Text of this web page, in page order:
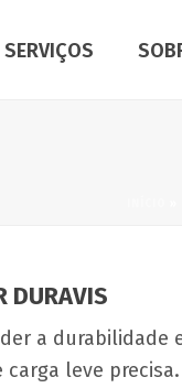
SERVIÇOS
a durabilidade
leve